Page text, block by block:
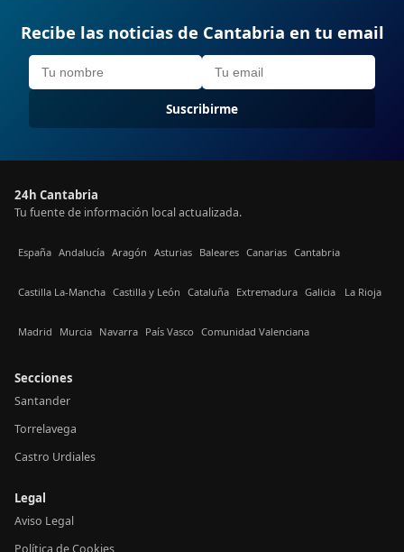
Recibe las noticias de Cantabria en tu email
Suscribirme
24h Cantabria
Tu fuente de información local actualizada.
España Andalucía Aragón Asturias Baleares Canarias Cantabria
Castilla La-Mancha Castilla y León Cataluña Extremadura Galicia La Rioja
Madrid Murcia Navarra País Vasco Comunidad Valenciana
Secciones
Santander
Torrelavega
Castro Urdiales
Legal
Aviso Legal